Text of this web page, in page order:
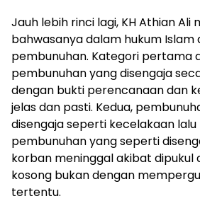
Jauh lebih rinci lagi, KH Athian Ali
bahwasanya dalam hukum
pembunuhan. Kategori pertama
pembunuhan yang disengaja
dengan bukti perencanaan dan
jelas dan pasti. Kedua,
disengaja seperti kecelakaan lalu
pembunuhan yang seperti
korban meninggal akibat dipukul
kosong bukan dengan
tertentu.